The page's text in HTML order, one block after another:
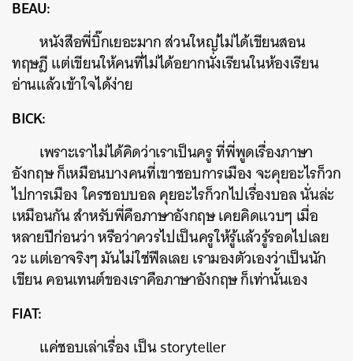
BEAU:
หนังสือพี่บิ๊กเยอะมาก ส่วนใหญ่ไม่ได้เขียนสอน
ทฤษฎี แต่เขียนให้คนที่ไม่ได้อยากนั่งเรียนในห้องเรียน
อ่านแล้วเข้าใจได้ง่าย
BICK:
เพราะเราไม่ได้คิดว่าเราเป็นครู ที่พี่พูดเรื่องภาษา
อังกฤษ ก็เหมือนบางคนที่เขาชอบการเมือง จะคุยอะไรก็วก
ไปการเมือง ใครชอบบอล คุยอะไรก็วกไปเรื่องบอล นั่นล่ะ
เหมือนกัน สำหรับพี่คือภาษาอังกฤษ เคยคิดแวบๆ เมื่อ
หลายปีก่อนว่า หรือว่าควรไปเป็นครูให้รู้แล้วรู้รอดไปเลย
วะ แต่เอาจริงๆ มันไม่ใช่ฟีลเลย เรามองตัวเองว่าเป็นนัก
เขียน คอนเทนต์ของเราคือภาษาอังกฤษ ก็เท่านั้นเอง
FIAT:
แค่ชอบเล่าเรื่อง เป็น storyteller